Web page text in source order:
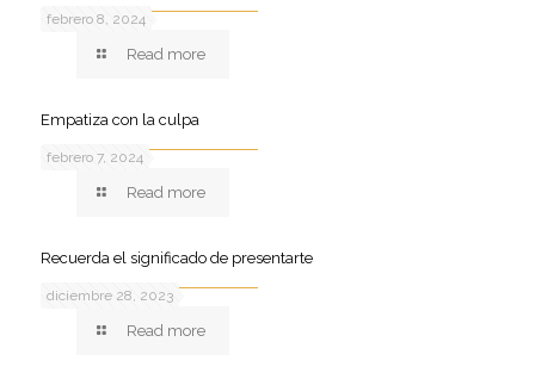
febrero 8, 2024
Read more
febrero 7, 2024
Empatiza con la culpa
Read more
diciembre 28, 2023
Recuerda el significado de presentarte
Read more